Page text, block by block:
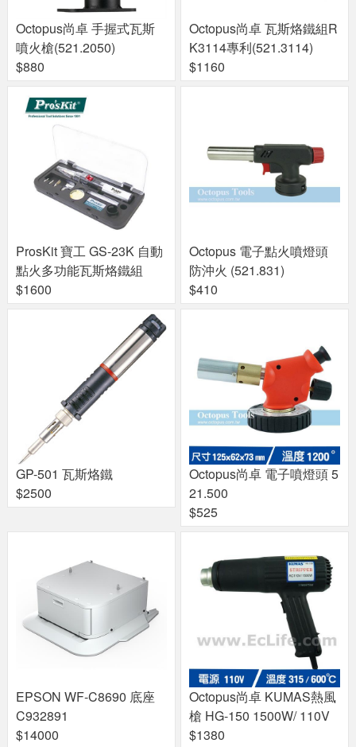
Octopus尚卓 手握式瓦斯
噴火槍(521.2050)
$880
Octopus尚卓 瓦斯烙鐵組R
K3114專利(521.3114)
$1160
ProsKit 寶工 GS-23K 自動
點火多功能瓦斯烙鐵組
$1600
Octopus 電子點火噴燈頭
防沖火 (521.831)
$410
GP-501 瓦斯烙鐵
$2500
Octopus尚卓 電子噴燈頭 5
21.500
$525
EPSON WF-C8690 底座
C932891
$14000
Octopus尚卓 KUMAS熱風
槍 HG-150 1500W/ 110V
$1380